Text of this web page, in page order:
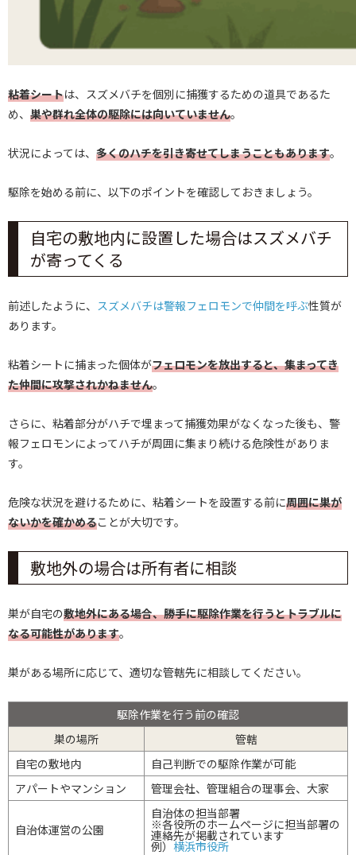
粘着シートは、スズメバチを個別に捕獲するための道具であるた
め、 巣や群れ全体の駆除には向いていません。
状況によっては、 多くのハチを引き寄せてしまうこともあります。
駆除を始める前に、以下のポイントを確認しておきましょう。
自宅の敷地内に設置した場合はスズメバチ
が寄ってくる
前述したように、 スズメバチは警報フェロモンで仲間を呼ぶ性質が
あります。
粘着シートに捕まった個体がフェロモンを放出すると、集まってき
た仲間に攻撃されかねません。
さらに、粘着部分がハチで埋まって捕獲効果がなくなった後も、警
報フェロモンによってハチが周囲に集まり続ける危険性がありま
す。
危険な状況を避けるために、粘着シートを設置する前に周囲に巣が
ないかを確かめることが大切です。
敷地外の場合は所有者に相談
巣が自宅の敷地外にある場合、勝手に駆除作業を行うとトラブルに
なる可能性があります。
巣がある場所に応じて、適切な管轄先に相談してください。
駆除作業を行う前の確認
巣の場所
管轄
自宅の敷地内
自己判断での駆除作業が可能
アパートやマンション
管理会社、管理組合の理事会、大家
自治体運営の公園
自治体の担当部署
※各役所のホームページに担当部署の
連絡先が掲載されています
例）横浜市役所